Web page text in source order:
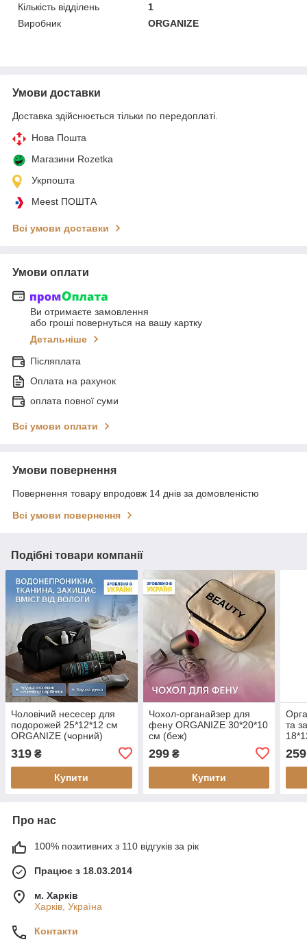
Кількість відділень
1
Виробник
ORGANIZE
Умови доставки
Доставка здійснюється тільки по передоплаті.
Нова Пошта
Магазини Rozetka
Укрпошта
Meest ПОШТА
Всі умови доставки
Умови оплати
Ви отримаєте замовлення
або гроші повернуться на вашу картку
Детальніше
Післяплата
Оплата на рахунок
оплата повної суми
Всі умови оплати
Умови повернення
Повернення товару впродовж 14 днів за домовленістю
Всі умови повернення
Подібні товари компанії
Чоловічий несесер для
подорожей 25*12*12 см
ORGANIZE (чорний)
319 ₴
Купити
Чохол-органайзер для
фену ORGANIZE 30*20*10
см (беж)
299₴
Купити
та
259
Про нас
100% позитивних з 110 відгуків за рік
Працює з 18.03.2014
м. Харків
Харків, Україна
Контакти